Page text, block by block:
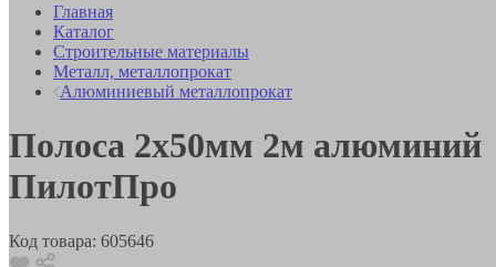
Главная
Каталог
Строительные материалы
Металл, металлопрокат
Алюминиевый металлопрокат
Полоса 2х50мм 2м алюминий
ПилотПро
Код товара: 605646